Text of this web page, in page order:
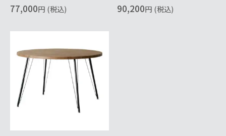
77,000円 (税込) 90,200円 (税込)